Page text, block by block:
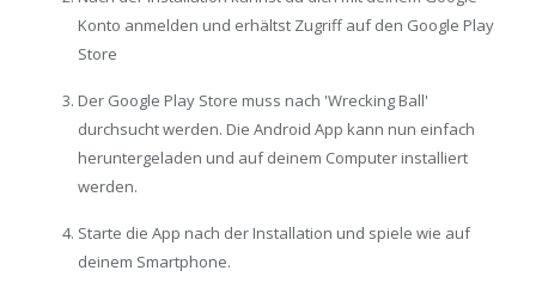
Konto anmelden und erhältst Zugriff auf den Google Play
Store
Der Google Play Store muss nach 'Wrecking Ball'
durchsucht werden. Die Android App kann nun einfach
heruntergeladen und auf deinem Computer installiert
werden.
Starte die App nach der Installation und spiele wie auf
deinem Smartphone.